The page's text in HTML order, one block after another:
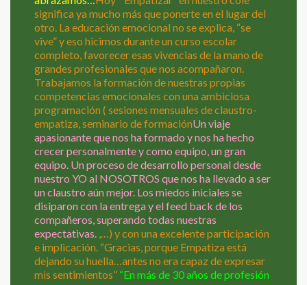
significa ya mucho más que ponerte en el lugar del
otro. La educación emocional no se explica, “se
vive” y eso hicimos durante un curso escolar
completo, favorecer esas vivencias de la mano de
grandes profesionales que nos acompañaron.
Trabajamos la formación de nuestras propias
competencias emocionales con una ambiciosa
programación ( sesiones mensuales de claustro-
empatiza, seminario de formaciónUn viaje
apasionante que nos ha formado y nos ha hecho
crecer personalmente y como equipo, un gran
equipo. Un proceso de desarrollo personal desde
nuestro YO al NOSOTROS que nos ha llevado a ser
un claustro aún mejor. Los miedos iniciales se
disiparon con la entrega y el feed back de los
compañeros, superando todas nuestras
expectativas. ,…) y con una excelente participación
e implicación. “Gracias, porque Empatiza está
dejando su huella…antes no era capaz de expresar
mis sentimientos” “En más de 30 años de profesión